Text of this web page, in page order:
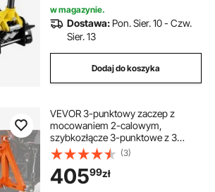
w magazynie.
Dostawa: Pon. Sier. 10 - Czw.
Sier. 13
Dodaj do koszyka
VEVOR 3-punktowy zaczep z
mocowaniem 2-calowym,
szybkozłącze 3-punktowe z 3
zaczepami kulowymi, adapter
dyszla ciągnika dla kategorii 1,
kompatybilny z różnymi ciągnikami
kompaktowymi, pomarańczowy
(3)
40599zł